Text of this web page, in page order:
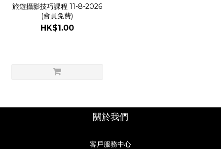
旅遊攝影技巧課程 11-8-2026
(會員免費)
HK$1.00
關於我們
客戶服務中心